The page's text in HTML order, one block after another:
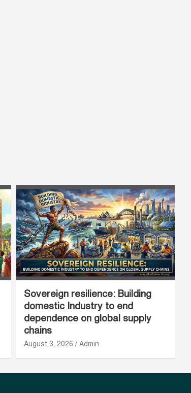
Sovereign resilience: Building
domestic Industry to end
dependence on global supply
chains
August 3, 2026 Admin